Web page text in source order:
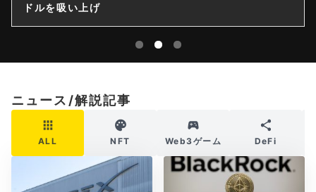
ドルを吸い上げ
ニュース/解説記事
ALL NFT Web3ゲーム DeFi